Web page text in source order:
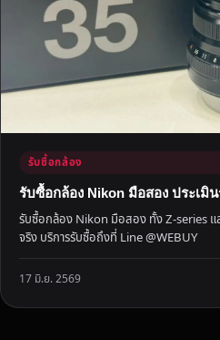
I
N
N
Y
F
U
I
รับซื้อกล้อง
รับซื้อกล้อง Nikon มือสอง ประเมิ
รับซื้อกล้อง Nikon มือสอง ทั้ง Z-series แล
จริง บริการรับซื้อถึงที่ Line @WEBUY
17 มิ.ย. 2569